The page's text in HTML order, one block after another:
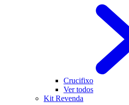
Crucifixo
Ver todos
Kit Revenda